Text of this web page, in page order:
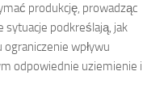
produkcję, prowadząc
sytuacje podkreślają, jak
wpływu
odpowiednie uziemienie i